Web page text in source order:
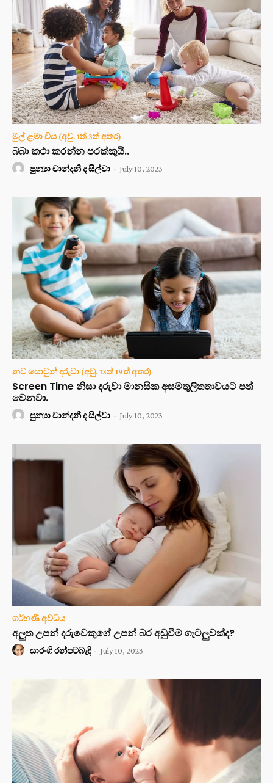
මුල් ළමා විය (අවු. 1ත් 3ත් අතර)
බබා කථා කරන්න පරක්කුයි..
පුන්‍යා චාන්දනී ද සිල්වා - July 10, 2023
නව යොවුන් දරුවා (අවු. 13ත් 19ත් අතර)
Screen Time නිසා දරුවා මානසික අසමතුලිතතාවයට පත්
වෙනවා.
පුන්‍යා චාන්දනී ද සිල්වා - July 10, 2023
ගර්භණී අවධිය
අලුත උපන් දරුවෙකුගේ උපන් බර අඩුවීම ගැටලුවක්ද?
සාරංගි රන්පටබැඳි - July 10, 2023